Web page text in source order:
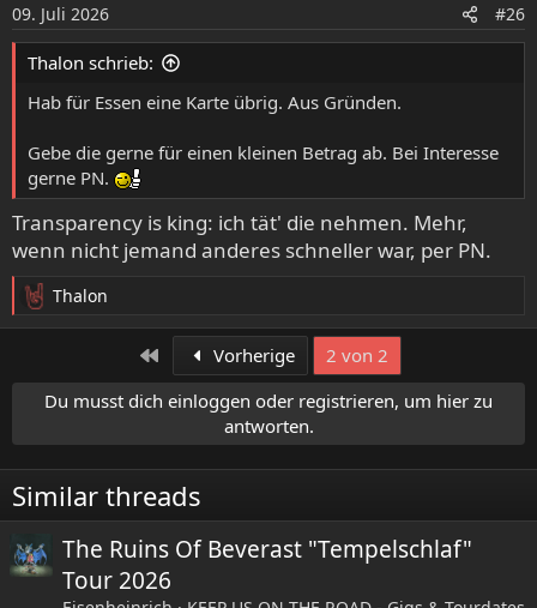
09. Juli 2026 #26
Thalon schrieb:
Hab für Essen eine Karte übrig. Aus Gründen.
Gebe die gerne für einen kleinen Betrag ab. Bei Interesse
gerne PN.
Transparency is king: ich tät' die nehmen. Mehr,
wenn nicht jemand anderes schneller war, per PN.
R
e
o
n
e
n
Thalon
Erste Vorherige
2 von 2
Du musst dich einloggen oder registrieren, um hier zu
antworten.
Similar threads
The Ruins Of Beverast "Tempelschlaf"
Tour 2026